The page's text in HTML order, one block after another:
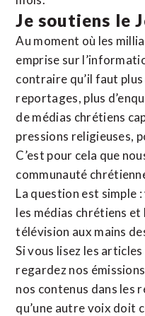
Je soutiens le
Au moment où les
emprise sur
contraire qu’il faut
reportages, plus
de médias chrétiens
pressions religieuses,
C’est pour cela que
communauté
La question est simple
les médias chrétiens et
télévision aux mains
Si vous lisez les
regardez nos
nos contenus dans les
qu’une autre voix doit